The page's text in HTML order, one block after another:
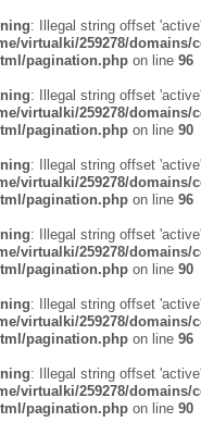
: Illegal string offset
virtualki/259278/domains/
pagination.php on line 96
: Illegal string offset
virtualki/259278/domains/
pagination.php on line 90
: Illegal string offset
virtualki/259278/domains/
pagination.php on line 96
: Illegal string offset
virtualki/259278/domains/
pagination.php on line 90
: Illegal string offset
virtualki/259278/domains/
pagination.php on line 96
: Illegal string offset
virtualki/259278/domains/
pagination.php on line 90